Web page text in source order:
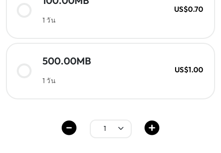
1 วัน
US$0.70
500.00MB
1 วัน
US$1.00